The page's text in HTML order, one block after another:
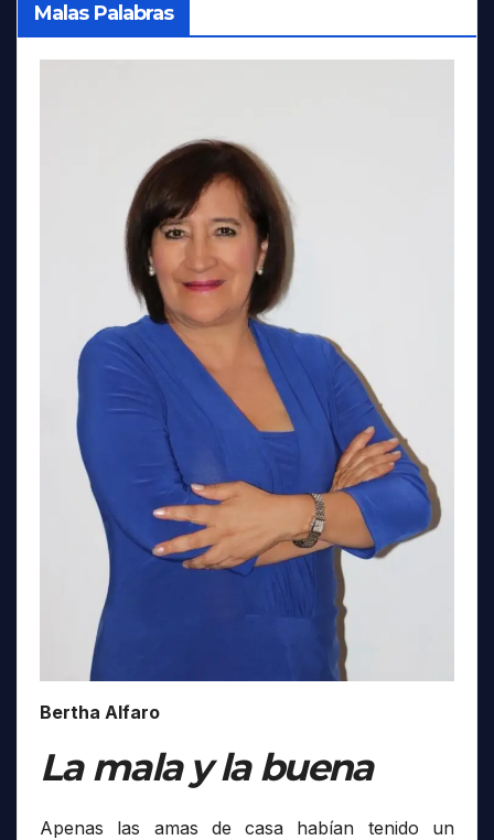
Malas Palabras
Bertha Alfaro
La mala y la buena
Apenas las amas de casa habían tenido un